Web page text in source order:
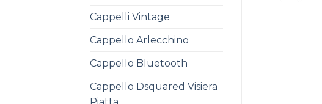
Cappelli Vintage
Cappello Arlecchino
Cappello Bluetooth
Cappello Dsquared Visiera
Piatta